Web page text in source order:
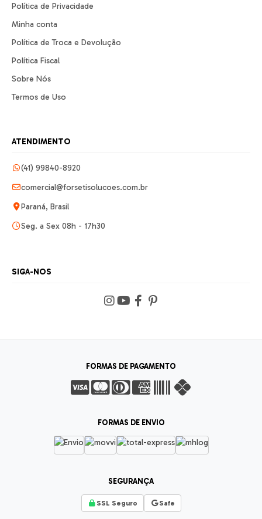
Política de Privacidade
Minha conta
Política de Troca e Devolução
Política Fiscal
Sobre Nós
Termos de Uso
ATENDIMENTO
(41) 99840-8920
comercial@forsetisolucoes.com.br
Paraná, Brasil
Seg. a Sex 08h - 17h30
SIGA-NOS
FORMAS DE PAGAMENTO
FORMAS DE ENVIO
SEGURANÇA
SSL Seguro Safe